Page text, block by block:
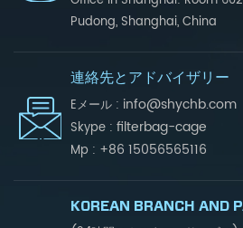
Pudong, Shanghai, China
連絡先とアドバイザリー
Eメール : info@shychb.com
Skype : filterbag-cage
Mp : +86 15056565116
KOREAN BRANCH AND